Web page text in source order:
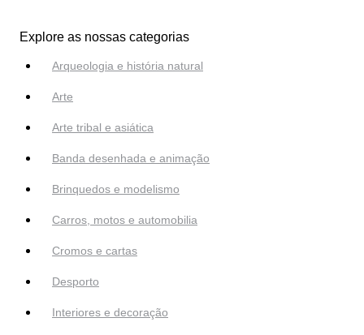
Explore as nossas categorias
Arqueologia e história natural
Arte
Arte tribal e asiática
Banda desenhada e animação
Brinquedos e modelismo
Carros, motos e automobilia
Cromos e cartas
Desporto
Interiores e decoração